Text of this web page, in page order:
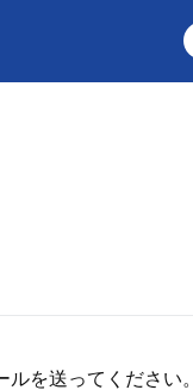
を送ってください。